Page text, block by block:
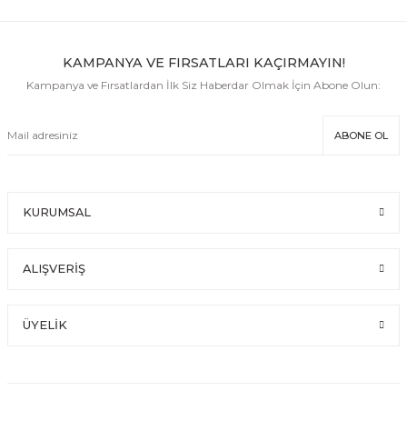
KAMPANYA VE FIRSATLARI KAÇIRMAYIN!
Kampanya ve Fırsatlardan İlk Siz Haberdar Olmak İçin Abone Olun:
ABONE OL
KURUMSAL
ALIŞVERİŞ
ÜYELİK